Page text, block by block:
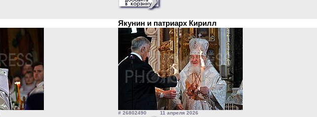
Якунин и патриарх Кирилл
# 26802490 11 апреля 2026